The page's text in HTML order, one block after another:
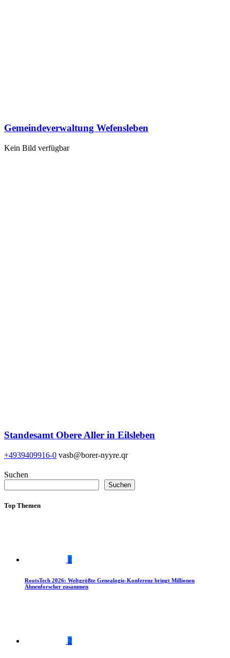
Gemeindeverwaltung Wefensleben
Kein Bild verfügbar
Standesamt Obere Aller in Eilsleben
+4939409916-0 vasb@borer-nyyre.qr
Suchen
Suchen
Top Themen
1
RootsTech 2026: Weltgrößte Genealogie-Konferenz bringt Millionen
Ahnenforscher zusammen
2